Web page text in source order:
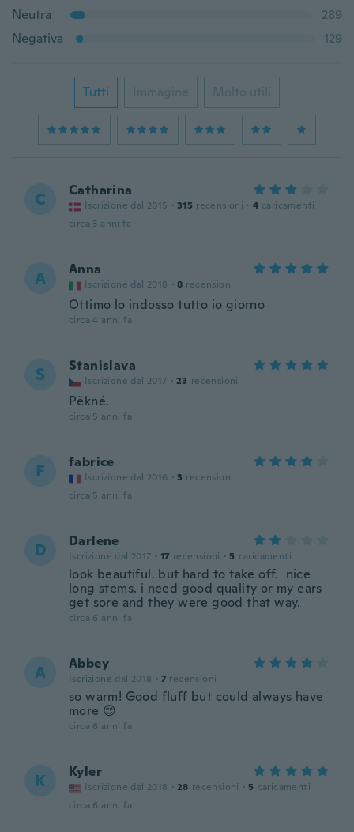
Neutra
289
Negativa
129
Tutti Immagine Molto utili
C Catharina
Iscrizione dal 2015 · 315 recensioni · 4 caricamenti
circa 3 anni fa
A Anna
Iscrizione dal 2018 · 8 recensioni
Ottimo lo indosso tutto io giorno
circa 4 anni fa
S Stanislava
Iscrizione dal 2017 · 23 recensioni
Pěkné.
circa 5 anni fa
F fabrice
Iscrizione dal 2016 · 3 recensioni
circa 5 anni fa
D Darlene
Iscrizione dal 2017 · 17 recensioni · 5 caricamenti
look beautiful. but hard to take off. nice
long stems. i need good quality or my ears
get sore and they were good that way.
circa 6 anni fa
A Abbey
Iscrizione dal 2018 · 7 recensioni
so warm! Good fluff but could always have
more 😊
circa 6 anni fa
K Kyler
Iscrizione dal 2018 · 28 recensioni · 5 caricamenti
circa 6 anni fa